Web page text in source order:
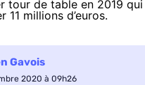
tour de table en 2019
11 millions d’euros.
Gavois
2020 à 09h26